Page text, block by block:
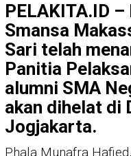
PELAKITA.ID
Smansa
Sari telah
Panitia
alumni SMA
akan dihelat di
Jogjakarta.
Phala Munafra